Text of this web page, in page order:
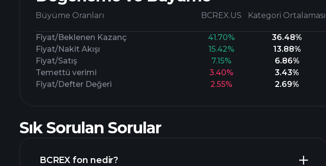
Büyüme Oranları BCREX.US Kategori Ortalaması
Fiyat/Beklenen Kazanç 41.70%
36.48%
Fiyat/Nakit Akışı
15.42%
13.88%
Fiyat/Satış
7.15%
6.86%
Temettü verimi
3.40%
3.43%
Fiyat/Defter Değeri
2.55% 2.69%
Sık Sorulan Sorular
BCREX fon nedir?